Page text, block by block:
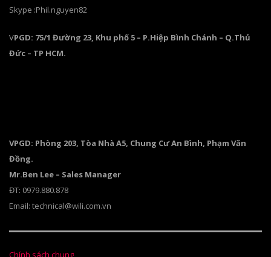
Skype :Phil.nguyen82
VPGD: 75/1 Đường 23, Khu phố 5 – P.Hiệp Bình Chánh – Q.Thủ
Đức – TP HCM.
VPGD: Phòng 203, Tòa Nhà A5, Chung Cư An Bình, Phạm Văn
Đồng.
Mr.Ben Lee – Sales Manager
ĐT: 0979.880.878
Email: technical@wili.com.vn
Chính sách chung